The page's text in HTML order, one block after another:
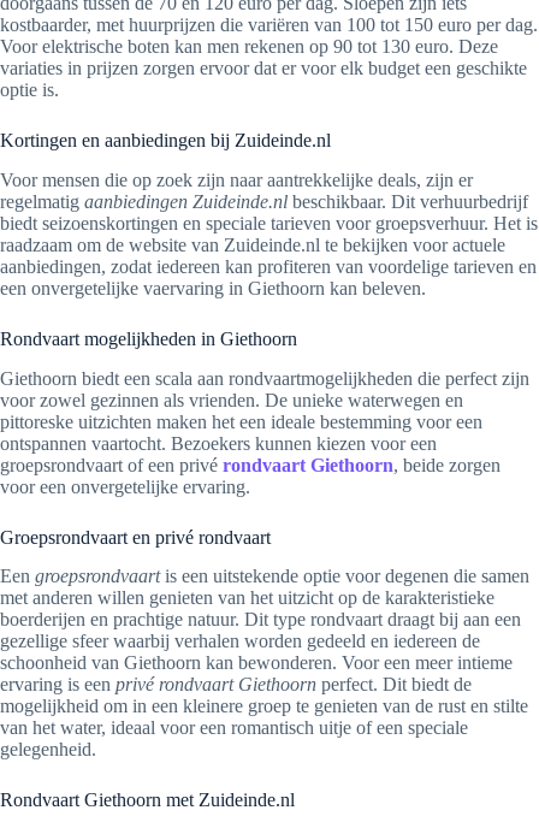
kostbaarder, met huurprijzen die variëren van 100 tot 150 euro per dag.
Voor elektrische boten kan men rekenen op 90 tot 130 euro. Deze
variaties in prijzen zorgen ervoor dat er voor elk budget een geschikte
optie is.
Kortingen en aanbiedingen bij Zuideinde.nl
Voor mensen die op zoek zijn naar aantrekkelijke deals, zijn er
regelmatig aanbiedingen Zuideinde.nl beschikbaar. Dit verhuurbedrijf
biedt seizoenskortingen en speciale tarieven voor groepsverhuur. Het is
raadzaam om de website van Zuideinde.nl te bekijken voor actuele
aanbiedingen, zodat iedereen kan profiteren van voordelige tarieven en
een onvergetelijke vaervaring in Giethoorn kan beleven.
Rondvaart mogelijkheden in Giethoorn
Giethoorn biedt een scala aan rondvaartmogelijkheden die perfect zijn
voor zowel gezinnen als vrienden. De unieke waterwegen en
pittoreske uitzichten maken het een ideale bestemming voor een
ontspannen vaartocht. Bezoekers kunnen kiezen voor een
groepsrondvaart of een privé rondvaart Giethoorn, beide zorgen
voor een onvergetelijke ervaring.
Groepsrondvaart en privé rondvaart
Een groepsrondvaartis een uitstekende optie voor degenen die samen
met anderen willen genieten van het uitzicht op de karakteristieke
boerderijen en prachtige natuur. Dit type rondvaart draagt bij aan een
gezellige sfeer waarbij verhalen worden gedeeld en iedereen de
schoonheid van Giethoorn kan bewonderen. Voor een meer intieme
ervaring is een privé rondvaart Giethoorn perfect. Dit biedt de
mogelijkheid om in een kleinere groep te genieten van de rust en stilte
van het water, ideaal voor een romantisch uitje of een speciale
gelegenheid.
Rondvaart Giethoorn met Zuideinde.nl